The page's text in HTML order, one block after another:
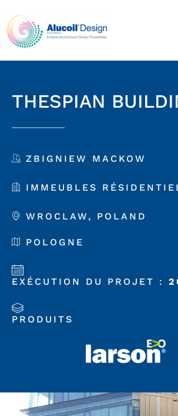
THESPIAN
ZBIGNIEW MACKOW
IMMEUBLES
WROCLAW, POLAND
POLOGNE
EXÉCUTION DU PROJET :
PRODUITS